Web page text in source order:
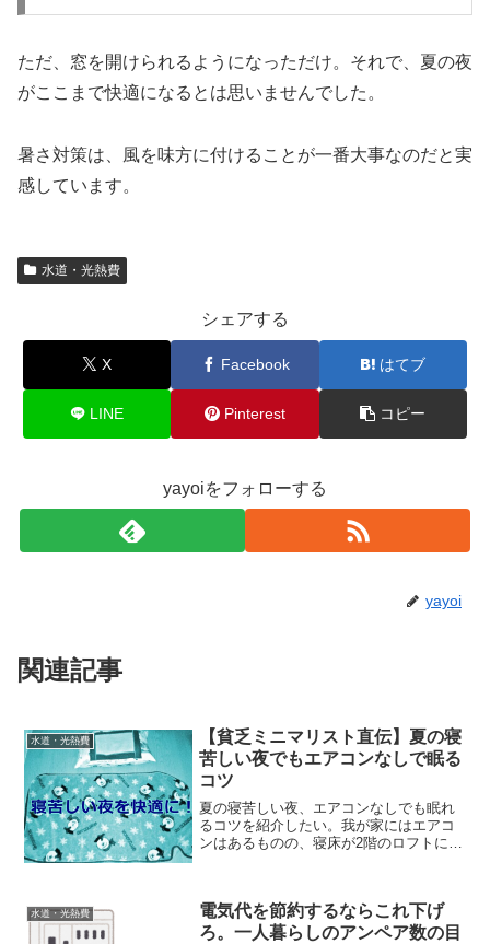
ただ、窓を開けられるようになっただけ。それで、夏の夜
がここまで快適になるとは思いませんでした。
暑さ対策は、風を味方に付けることが一番大事なのだと実
感しています。
水道・光熱費
シェアする
X Facebook はてブ
LINE Pinterest コピー
yayoiをフォローする
yayoi
関連記事
水道・光熱費
【貧乏ミニマリスト直伝】夏の寝
苦しい夜でもエアコンなしで眠る
コツ
夏の寝苦しい夜、エアコンなしでも眠れ
るコツを紹介したい。我が家にはエアコ
ンはあるものの、寝床が2階のロフトにあ
態である。そんななかで...
水道・光熱費
電気代を節約するならこれ下げ
ろ。一人暮らしのアンペア数の目